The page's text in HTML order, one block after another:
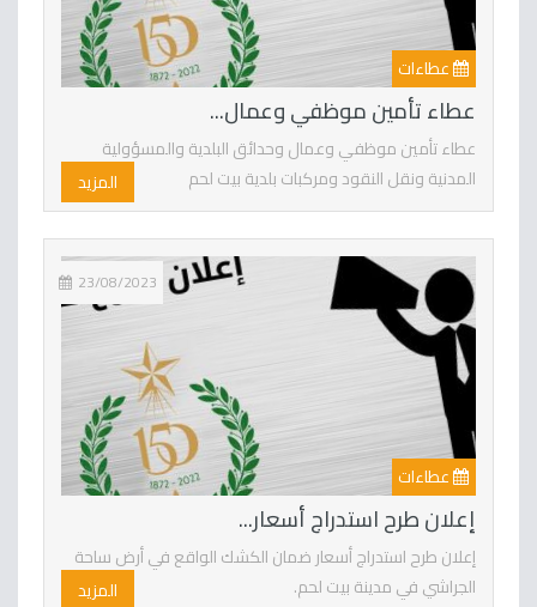
عطاءات
عطاء تأمين موظفي وعمال...
عطاء تأمين موظفي وعمال وحدائق البلدية والمسؤولية
المدنية ونقل النقود ومركبات بلدية بيت لحم
المزيد
عطاءات
إعلان طرح استدراج أسعار...
23/08/2023
إعلان طرح استدراج أسعار ضمان الكشك الواقع في أرض ساحة
الجراشي في مدينة بيت لحم.
المزيد